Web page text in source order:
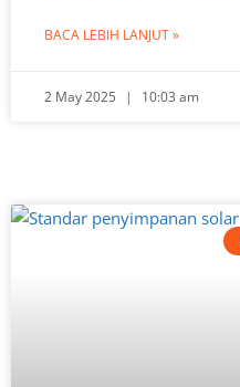
BACA LEBIH LANJUT »
2 May 2025 10:03 am